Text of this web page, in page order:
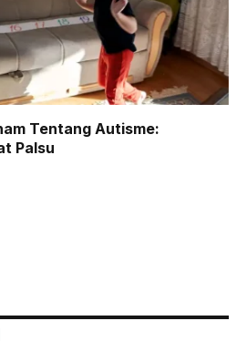
Tentang Autisme:
Palsu